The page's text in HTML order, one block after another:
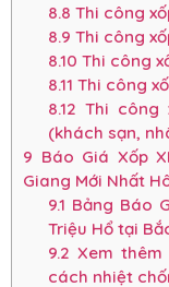
8.8 Thi công
8.9 Thi công
8.10 Thi công
8.11 Thi công
8.12 Thi công
(khách sạn,
9 Báo Giá Xốp
Giang Mới Nhất
9.1 Bảng Báo
Triệu Hổ tại
9.2 Xem
cách nhiệt